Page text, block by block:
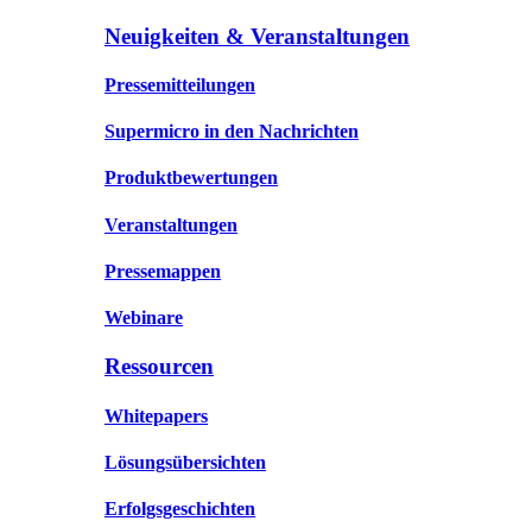
Neuigkeiten & Veranstaltungen
Pressemitteilungen
Supermicro in den Nachrichten
Produktbewertungen
Veranstaltungen
Pressemappen
Webinare
Ressourcen
Whitepapers
Lösungsübersichten
Erfolgsgeschichten